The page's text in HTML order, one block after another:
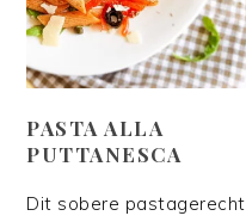
PASTA ALLA
PUTTANESCA
Dit sobere pastagerecht